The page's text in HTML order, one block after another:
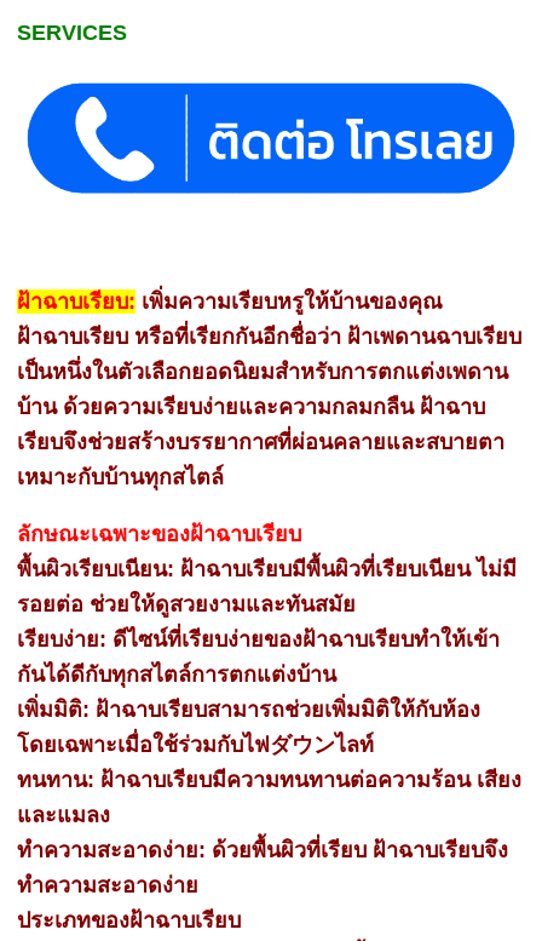
SERVICES
ฝ้าฉาบเรียบ: เพิ่มความเรียบหรูให้บ้านของคุณ
ฝ้าฉาบเรียบ หรือที่เรียกกันอีกชื่อว่า ฝ้าเพดานฉาบเรียบ
เป็นหนึ่งในตัวเลือกยอดนิยมสำหรับการตกแต่งเพดาน
บ้าน ด้วยความเรียบง่ายและความกลมกลืน ฝ้าฉาบ
เรียบจึงช่วยสร้างบรรยากาศที่ผ่อนคลายและสบายตา
เหมาะกับบ้านทุกสไตล์
ลักษณะเฉพาะของฝ้าฉาบเรียบ
พื้นผิวเรียบเนียน: ฝ้าฉาบเรียบมีพื้นผิวที่เรียบเนียน ไม่มี
รอยต่อ ช่วยให้ดูสวยงามและทันสมัย
เรียบง่าย: ดีไซน์ที่เรียบง่ายของฝ้าฉาบเรียบทำให้เข้า
กันได้ดีกับทุกสไตล์การตกแต่งบ้าน
เพิ่มมิติ: ฝ้าฉาบเรียบสามารถช่วยเพิ่มมิติให้กับห้อง
โดยเฉพาะเมื่อใช้ร่วมกับไฟダウンไลท์
ทนทาน: ฝ้าฉาบเรียบมีความทนทานต่อความร้อน เสียง
และแมลง
ทำความสะอาดง่าย: ด้วยพื้นผิวที่เรียบ ฝ้าฉาบเรียบจึง
ทำความสะอาดง่าย
ประเภทของฝ้าฉาบเรียบ